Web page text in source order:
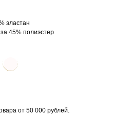
эластан
45% полиэстер
⬤
от 50 000 рублей.